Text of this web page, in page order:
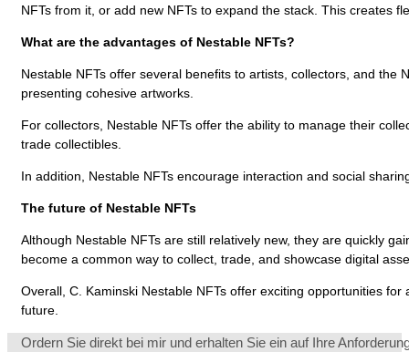
NFTs from it, or add new NFTs to expand the stack. This creates
What are the advantages of Nestable NFTs?
Nestable NFTs offer several benefits to artists, collectors, and
presenting cohesive artworks.
For collectors, Nestable NFTs offer the ability to manage their
trade collectibles.
In addition, Nestable NFTs encourage interaction and social
The future of Nestable NFTs
Although Nestable NFTs are still relatively new, they are quickly
become a common way to collect, trade, and showcase digital
Overall, C. Kaminski Nestable NFTs offer exciting opportunities
future.
Ordern Sie direkt bei mir und erhalten Sie ein auf Ihre